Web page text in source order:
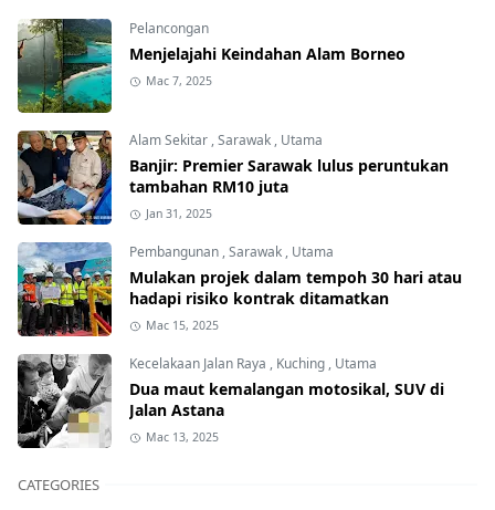
Pelancongan
Menjelajahi Keindahan Alam Borneo
Mac 7, 2025
Alam Sekitar,Sarawak, Utama
Banjir: Premier Sarawak lulus peruntukan
tambahan RM10 juta
Jan 31, 2025
Pembangunan,Sarawak, Utama
Mulakan projek dalam tempoh 30 hari atau
hadapi risiko kontrak ditamatkan
Mac 15, 2025
Kecelakaan Jalan Raya , Kuching, Utama
Dua maut kemalangan motosikal, SUV di
Jalan Astana
Mac 13, 2025
CATEGORIES